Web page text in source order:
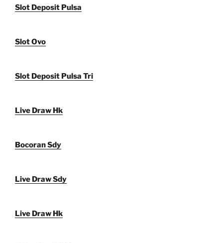
Slot Deposit Pulsa
Slot Ovo
Slot Deposit Pulsa Tri
Live Draw Hk
Bocoran Sdy
Live Draw Sdy
Live Draw Hk